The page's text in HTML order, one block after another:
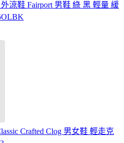
涼鞋 Fairport 男鞋 綠 黑 輕量 緩
Crafted Clog 男女鞋 輕走克